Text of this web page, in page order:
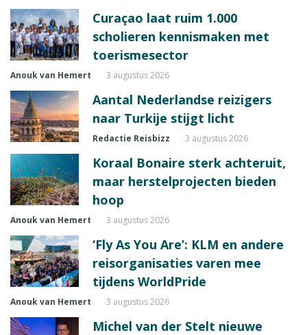
Curaçao laat ruim 1.000
scholieren kennismaken met
toerismesector
Anouk van Hemert 3 augustus 2026
Aantal Nederlandse reizigers
naar Turkije stijgt licht
Redactie Reisbizz 3 augustus 2026
Koraal Bonaire sterk achteruit,
maar herstelprojecten bieden
hoop
Anouk van Hemert 3 augustus 2026
‘Fly As You Are’: KLM en andere
reisorganisaties varen mee
tijdens WorldPride
Anouk van Hemert 3 augustus 2026
Michel van der Stelt nieuwe